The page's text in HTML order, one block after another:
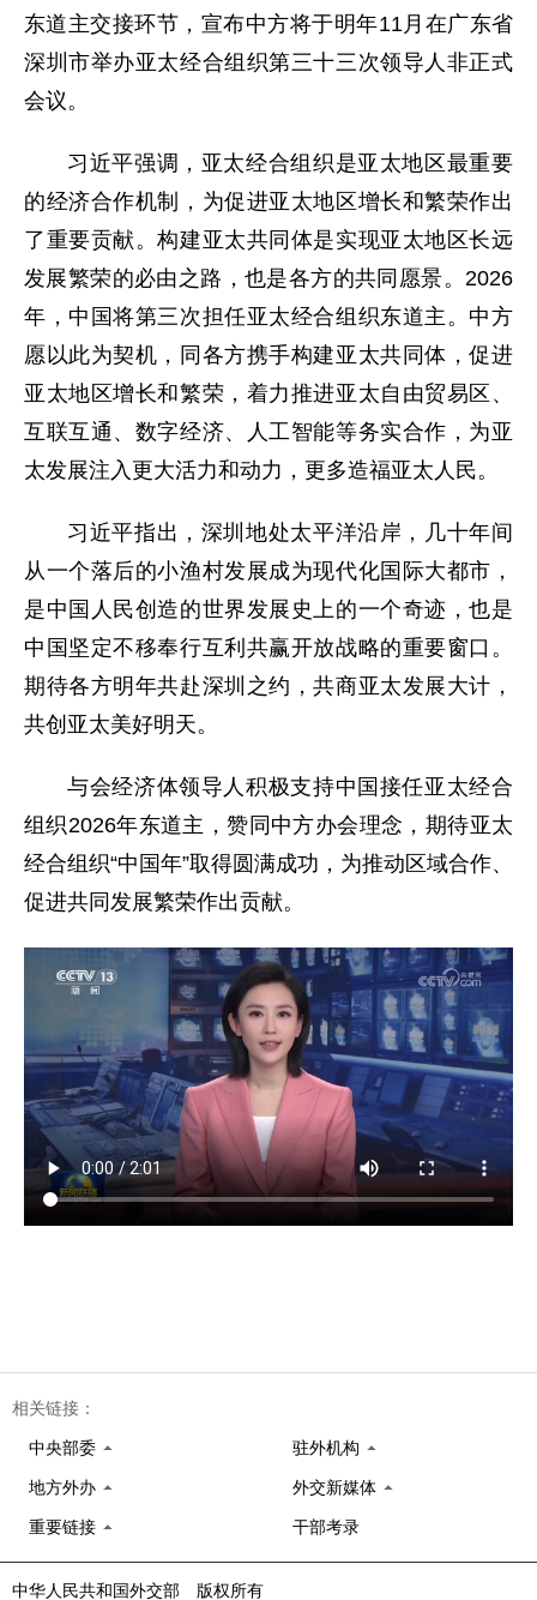
东道主交接环节，宣布中方将于明年11月在广东省
深圳市举办亚太经合组织第三十三次领导人非正式
会议。
习近平强调，亚太经合组织是亚太地区最重要
的经济合作机制，为促进亚太地区增长和繁荣作出
了重要贡献。构建亚太共同体是实现亚太地区长远
发展繁荣的必由之路，也是各方的共同愿景。2026
年，中国将第三次担任亚太经合组织东道主。中方
愿以此为契机，同各方携手构建亚太共同体，促进
亚太地区增长和繁荣，着力推进亚太自由贸易区、
互联互通、数字经济、人工智能等务实合作，为亚
太发展注入更大活力和动力，更多造福亚太人民。
习近平指出，深圳地处太平洋沿岸，几十年间
从一个落后的小渔村发展成为现代化国际大都市，
是中国人民创造的世界发展史上的一个奇迹，也是
中国坚定不移奉行互利共赢开放战略的重要窗口。
期待各方明年共赴深圳之约，共商亚太发展大计，
共创亚太美好明天。
与会经济体领导人积极支持中国接任亚太经合
组织2026年东道主，赞同中方办会理念，期待亚太
经合组织“中国年”取得圆满成功，为推动区域合作、
促进共同发展繁荣作出贡献。
相关链接：
中央部委 驻外机构
地方外办 外交新媒体
重要链接 干部考录
中华人民共和国外交部 版权所有